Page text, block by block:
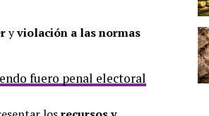
yviolación a las normas
fuero penal electoral